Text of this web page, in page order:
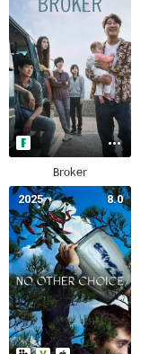
Broker
8.0
2025